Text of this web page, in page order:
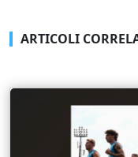
ARTICOLI